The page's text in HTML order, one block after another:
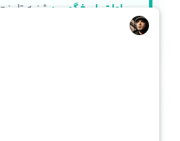
ساعات پاسخگویی:
۱۸:۰۰